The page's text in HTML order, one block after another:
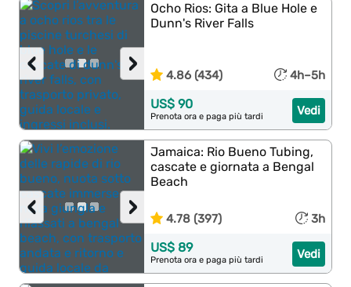
›
‹
Ocho Rios: Gita a Blue Hole e
Dunn's River Falls
4.86 (434) 4h–5h
Vedi
US$ 90
Prenota ora e paga più tardi
›
‹
Jamaica: Rio Bueno Tubing,
cascate e giornata a Bengal
Beach
4.78 (397) 3h
Vedi
US$ 89
Prenota ora e paga più tardi